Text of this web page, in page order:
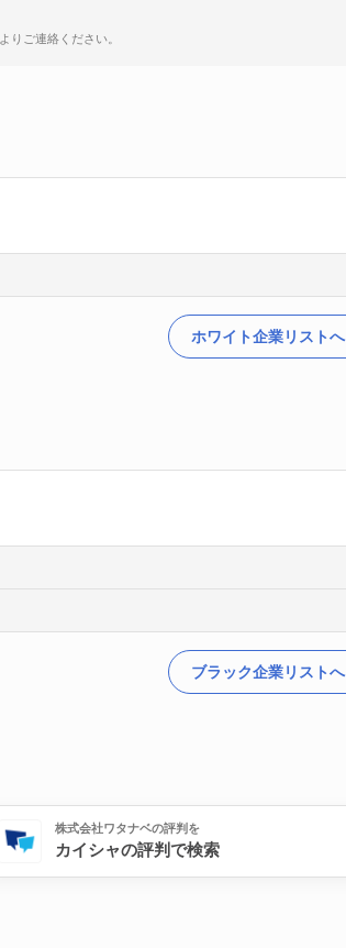
よりご連絡ください。
ホワイト企業リストへ
ブラック企業リストへ
株式会社ワタナベの評判を
カイシャの評判で検索